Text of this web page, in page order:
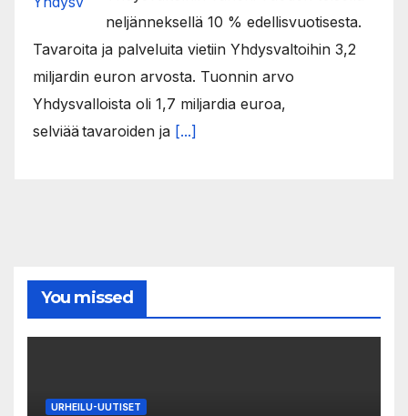
neljänneksellä 10 % edellisvuotisesta.
Tavaroita ja palveluita vietiin Yhdysvaltoihin 3,2
miljardin euron arvosta. Tuonnin arvo
Yhdysvalloista oli 1,7 miljardia euroa,
selviää tavaroiden ja [...]
You missed
URHEILU-UUTISET